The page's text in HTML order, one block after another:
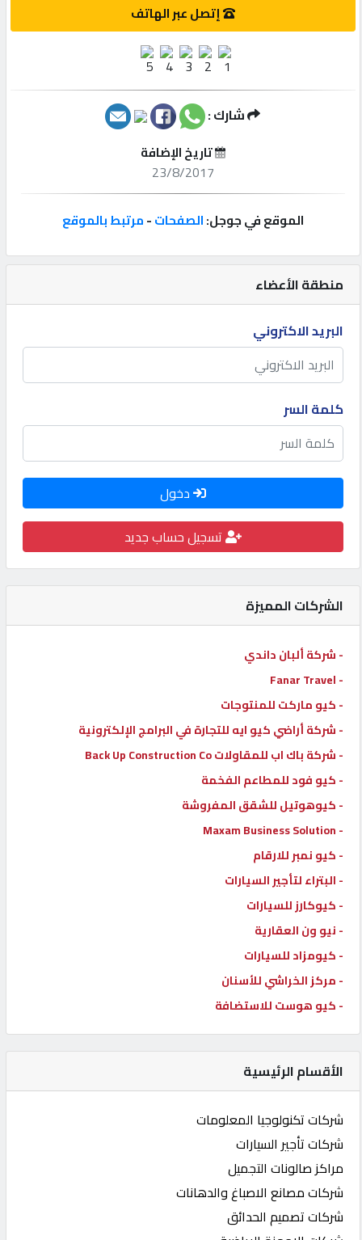
إتصل
إعلانات
المنتدى
كيو
مزاد
كيو
نمبر
كارز
كيو
ماركت
الدليل
القطري
POWERED
QHOST
منطقة الأعضاء
البريد الاكتروني
كلمة السر
دخول
تسجيل حساب جديد
الشركات المميزة
- شركة ألبان داندي
- Fanar Travel
- كيو ماركت للمنتوجات
- شركة أراضي كيو ايه للتجارة في البرامج الإلكترونية
- شركة باك اب للمقاولات Back Up Construction Co
- كيو فود للمطاعم الفخمة
- كيوهوتيل للشقق المفروشة
- Maxam Business Solution
- كيو نمبر للارقام
- البتراء لتأجير السيارات
- كيوكارز للسيارات
- نيو ون العقارية
- كيومزاد للسيارات
- مركز الخراشي للأسنان
- كيو هوست للاستضافة
الأقسام الرئيسية
شركات تكنولوجيا المعلومات
شركات تأجير السيارات
مراكز صالونات التجميل
شركات مصانع الاصباغ والدهانات
شركات تصميم الحدائق
إتصل عبر الهاتف
شارك :
تاريخ الإضافة
23/8/2017
الموقع في جوجل:الصفحات-مرتبط بالموقع